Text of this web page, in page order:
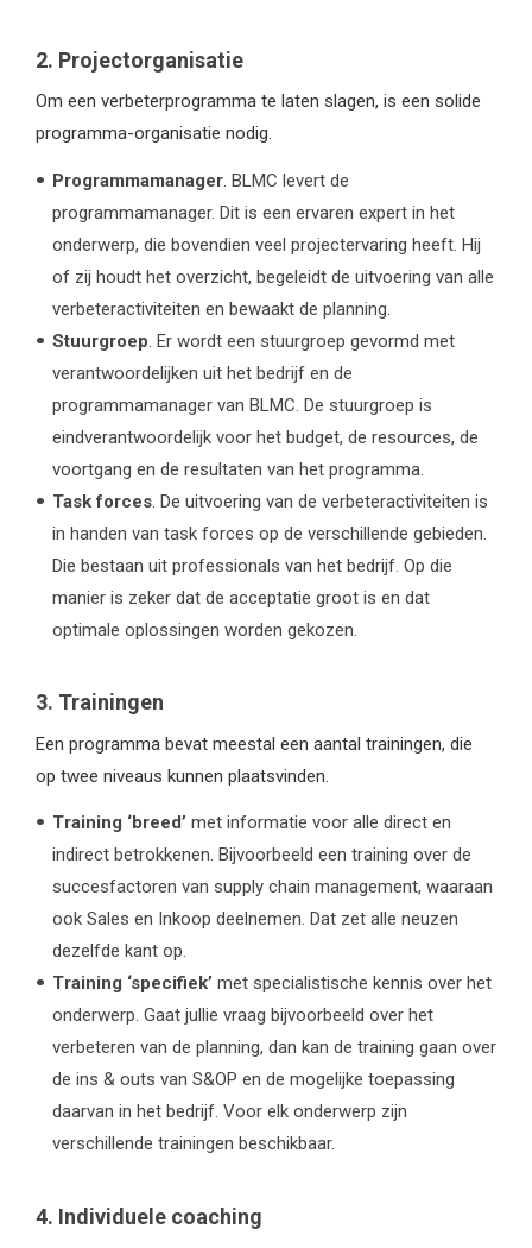
2. Projectorganisatie
Om een verbeterprogramma te laten slagen, is een solide
programma-organisatie nodig.
Programmamanager. BLMC levert de
programmamanager. Dit is een ervaren expert in het
onderwerp, die bovendien veel projectervaring heeft. Hij
of zij houdt het overzicht, begeleidt de uitvoering van alle
verbeteractiviteiten en bewaakt de planning.
Stuurgroep. Er wordt een stuurgroep gevormd met
verantwoordelijken uit het bedrijf en de
programmamanager van BLMC. De stuurgroep is
eindverantwoordelijk voor het budget, de resources, de
voortgang en de resultaten van het programma.
Task forces. De uitvoering van de verbeteractiviteiten is
in handen van task forces op de verschillende gebieden.
Die bestaan uit professionals van het bedrijf. Op die
manier is zeker dat de acceptatie groot is en dat
optimale oplossingen worden gekozen.
3. Trainingen
Een programma bevat meestal een aantal trainingen, die
op twee niveaus kunnen plaatsvinden.
Training ‘breed’ met informatie voor alle direct en
indirect betrokkenen. Bijvoorbeeld een training over de
succesfactoren van supply chain management, waaraan
ook Sales en Inkoop deelnemen. Dat zet alle neuzen
dezelfde kant op.
Training ‘specifiek’ met specialistische kennis over het
onderwerp. Gaat jullie vraag bijvoorbeeld over het
verbeteren van de planning, dan kan de training gaan over
de ins & outs van S&OP en de mogelijke toepassing
daarvan in het bedrijf. Voor elk onderwerp zijn
verschillende trainingen beschikbaar.
4. Individuele coaching